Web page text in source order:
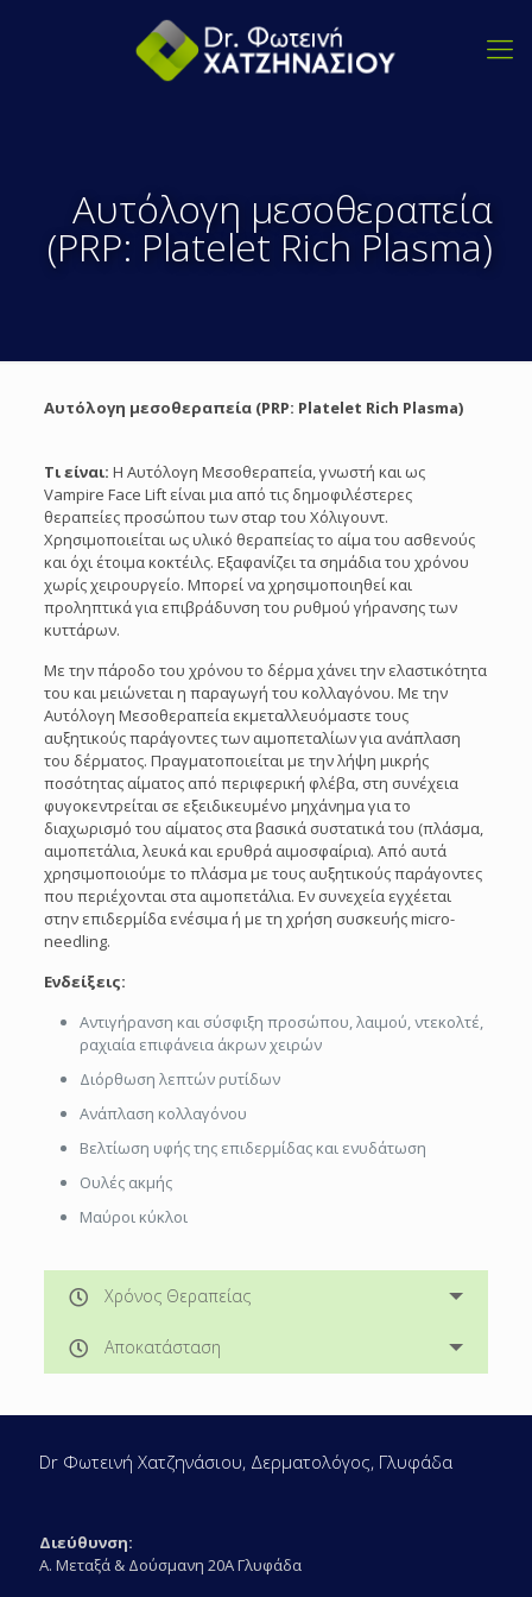
Αυτόλογη μεσοθεραπεία
(PRP: Platelet Rich Plasma)
Αυτόλογη μεσοθεραπεία (PRP: Platelet Rich Plasma)
Τι είναι: Η Αυτόλογη Mεσοθεραπεία, γνωστή και ως
Vampire Face Lift είναι μια από τις δημοφιλέστερες
θεραπείες προσώπου των σταρ του Χόλιγουντ.
Χρησιμοποιείται ως υλικό θεραπείας το αίμα του ασθενούς
και όχι έτοιμα κοκτέιλς. Εξαφανίζει τα σημάδια του χρόνου
χωρίς χειρουργείο. Μπορεί να χρησιμοποιηθεί και
προληπτικά για επιβράδυνση του ρυθμού γήρανσης των
κυττάρων.
Με την πάροδο του χρόνου το δέρμα χάνει την ελαστικότητα
του και μειώνεται η παραγωγή του κολλαγόνου. Με την
Aυτόλογη Mεσοθεραπεία εκμεταλλευόμαστε τους
αυξητικούς παράγοντες των αιμοπεταλίων για ανάπλαση
του δέρματος. Πραγματοποιείται με την λήψη μικρής
ποσότητας αίματος από περιφερική φλέβα, στη συνέχεια
φυγοκεντρείται σε εξειδικευμένο μηχάνημα για το
διαχωρισμό του αίματος στα βασικά συστατικά του (πλάσμα,
αιμοπετάλια, λευκά και ερυθρά αιμοσφαίρια). Από αυτά
χρησιμοποιούμε το πλάσμα με τους αυξητικούς παράγοντες
που περιέχονται στα αιμοπετάλια. Εν συνεχεία εγχέεται
στην επιδερμίδα ενέσιμα ή με τη χρήση συσκευής micro-
needling.
Ενδείξεις:
Αντιγήρανση και σύσφιξη προσώπου, λαιμού, ντεκολτέ,
ραχιαία επιφάνεια άκρων χειρών
Διόρθωση λεπτών ρυτίδων
Ανάπλαση κολλαγόνου
Βελτίωση υφής της επιδερμίδας και ενυδάτωση
Ουλές ακμής
Μαύροι κύκλοι
Χρόνος Θεραπείας
Αποκατάσταση
Dr Φωτεινή Χατζηνάσιου, Δερματολόγος, Γλυφάδα
Διεύθυνση:
Α. Μεταξά & Δούσμανη 20Α Γλυφάδα